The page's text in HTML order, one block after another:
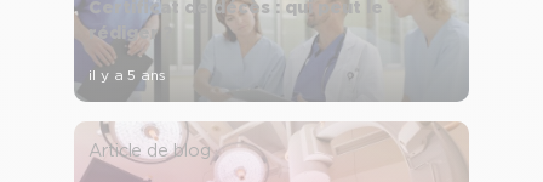
Certificat de décès : qui peut le
rédiger ?
il y a 5 ans
Article de blog